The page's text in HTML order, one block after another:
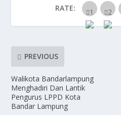
RATE:
PREVIOUS
Walikota Bandarlampung
Menghadiri Dan Lantik
Pengurus LPPD Kota
Bandar Lampung